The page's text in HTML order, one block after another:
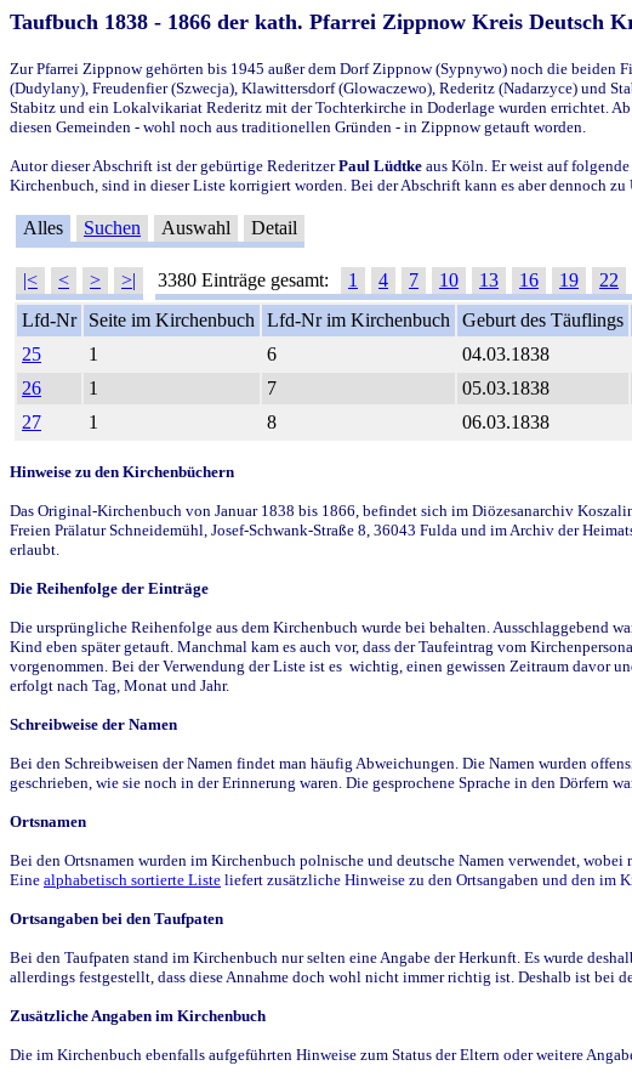
Taufbuch 1838 - 1866 der kath. Pfarrei Zippnow Kreis Deutsch
Zur Pfarrei Zippnow gehörten bis 1945 außer dem Dorf Zippnow (Sypnywo) noch die beiden
(Dudylany), Freudenfier (Szwecja), Klawittersdorf (Glowaczewo), Rederitz (Nadarzyce) und
Stabitz und ein Lokalvikariat Rederitz mit der Tochterkirche in Doderlage wurden errichtet.
diesen Gemeinden - wohl noch aus traditionellen Gründen - in Zippnow getauft worden.
Autor dieser Abschrift ist der gebürtige RederitzerPaul Lüdtke aus Köln. Er weist auf
Kirchenbuch, sind in dieser Liste korrigiert worden. Bei der Abschrift kann es aber dennoch
Alles Suchen Auswahl Detail
|< < > >| 3380 Einträge gesamt: 1 4 7 10 13 16 19 22
Lfd-Nr
Seite im Kirchenbuch Lfd-Nr im Kirchenbuch Geburt des Täuflings
25
1 6 04.03.1838
26
1 7 05.03.1838
27
1 8 06.03.1838
Hinweise zu den Kirchenbüchern
Das Original-Kirchenbuch von Januar 1838 bis 1866, befindet sich im Diözesanarchiv
Freien Prälatur Schneidemühl, Josef-Schwank-Straße 8, 36043 Fulda und im Archiv der
erlaubt.
Die Reihenfolge der Einträge
Die ursprüngliche Reihenfolge aus dem Kirchenbuch wurde bei behalten. Ausschlaggebend
Kind eben später getauft. Manchmal kam es auch vor, dass der Taufeintrag vom
vorgenommen. Bei der Verwendung der Liste ist es wichtig, einen gewissen Zeitraum davor
erfolgt nach Tag, Monat und Jahr.
Schreibweise der Namen
Bei den Schreibweisen der Namen findet man häufig Abweichungen. Die Namen wurden
geschrieben, wie sie noch in der Erinnerung waren. Die gesprochene Sprache in den Dörfern
Ortsnamen
Bei den Ortsnamen wurden im Kirchenbuch polnische und deutsche Namen verwendet,
Eine alphabetisch sortierte Liste liefert zusätzliche Hinweise zu den Ortsangaben und den im
Ortsangaben bei den Taufpaten
Bei den Taufpaten stand im Kirchenbuch nur selten eine Angabe der Herkunft. Es wurde
allerdings festgestellt, dass diese Annahme doch wohl nicht immer richtig ist. Deshalb ist bei
Zusätzliche Angaben im Kirchenbuch
Die im Kirchenbuch ebenfalls aufgeführten Hinweise zum Status der Eltern oder weitere